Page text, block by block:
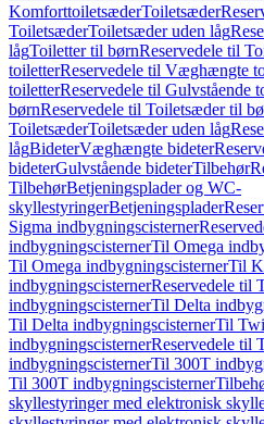
KomforttoiletsæderToiletsæder
ToiletsæderToiletsæder uden låg
lågToiletter til børnReservedele til
toiletterReservedele til Væghængte
toiletterReservedele til Gulvstående
børnReservedele til Toiletsæder til
ToiletsæderToiletsæder uden låg
lågBideterVæghængte bideter
bideterGulvstående bideterTilbehør
TilbehørBetjeningsplader og WC-
skyllestyringerBetjeningsplader
Sigma indbygningscisterner
indbygningscisternerTil Omega
Til Omega indbygningscisternerTil
indbygningscisternerReservedele til
indbygningscisternerTil Delta
Til Delta indbygningscisternerTil
indbygningscisternerReservedele til
indbygningscisternerTil 300T
Til 300T indbygningscisterner
skyllestyringer med elektronisk